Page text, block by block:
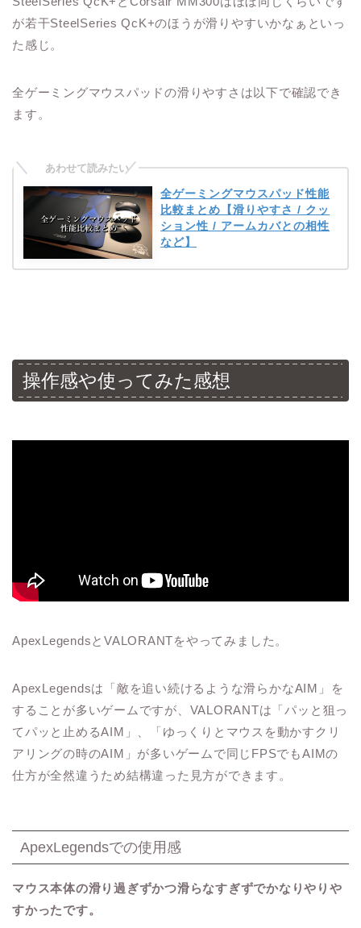
が若干SteelSeries QcK+のほうが滑りやすいかなぁといっ
た感じ。
全ゲーミングマウスパッドの滑りやすさは以下で確認でき
ます。
全ゲーミングマウスパッド性能
比較まとめ【滑りやすさ / クッ
ション性 / アームカバとの相性
など】
操作感や使ってみた感想
ApexLegendsとVALORANTをやってみました。
ApexLegendsは「敵を追い続けるような滑らかなAIM」を
することが多いゲームですが、VALORANTは「パッと狙っ
てパッと止めるAIM」、「ゆっくりとマウスを動かすクリ
アリングの時のAIM」が多いゲームで同じFPSでもAIMの
仕方が全然違うため結構違った見方ができます。
ApexLegendsでの使用感
マウス本体の滑り過ぎずかつ滑らなすぎずでかなりやりや
すかったです。